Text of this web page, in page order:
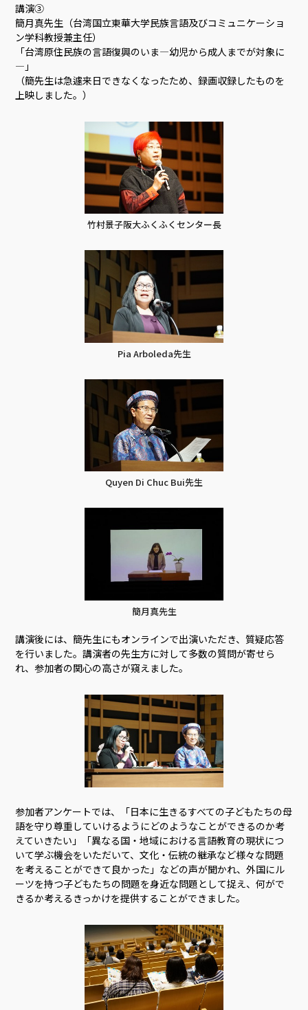
講演③
簡月真先生（台湾国立東華大学民族言語及びコミュニケーショ
ン学科教授兼主任）
「台湾原住民族の言語復興のいま―幼児から成人までが対象に
―」
（簡先生は急遽来日できなくなったため、録画収録したものを
上映しました。）
竹村景子阪大ふくふくセンター長
Pia Arboleda先生
Quyen Di Chuc Bui先生
簡月真先生
講演後には、簡先生にもオンラインで出演いただき、質疑応答
を行いました。講演者の先生方に対して多数の質問が寄せら
れ、参加者の関心の高さが窺えました。
参加者アンケートでは、「日本に生きるすべての子どもたちの母
語を守り尊重していけるようにどのようなことができるのか考
えていきたい」「異なる国・地域における言語教育の現状につ
いて学ぶ機会をいただいて、文化・伝統の継承など様々な問題
を考えることができて良かった」などの声が聞かれ、外国にル
ーツを持つ子どもたちの問題を身近な問題として捉え、何がで
きるか考えるきっかけを提供することができました。